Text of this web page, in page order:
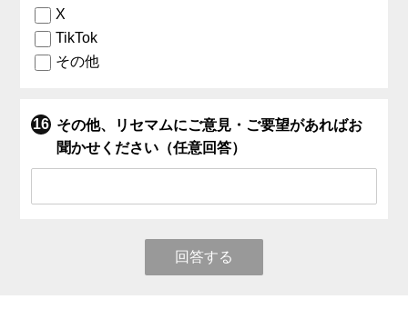
X
TikTok
その他
その他、リセマムにご意見・ご要望があればお
聞かせください（任意回答）
回答する